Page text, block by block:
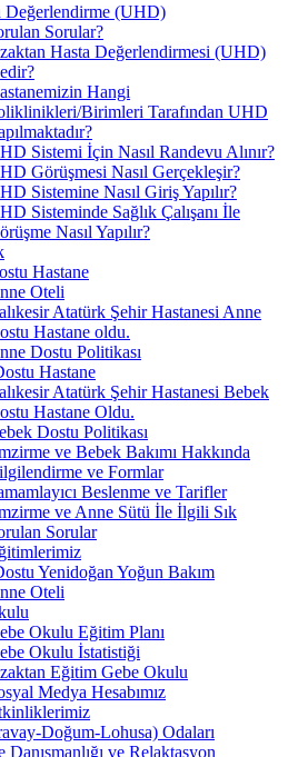
Değerlendirme (UHD)
Sorular?
Hasta Değerlendirmesi (UHD)
Hangi
Birimleri Tarafından UHD
Sistemi İçin Nasıl Randevu Alınır?
Görüşmesi Nasıl Gerçekleşir?
Sistemine Nasıl Giriş Yapılır?
Sisteminde Sağlık Çalışanı İle
Nasıl Yapılır?
Hastane
Oteli
Atatürk Şehir Hastanesi Anne
Hastane oldu.
Dostu Politikası
Hastane
Atatürk Şehir Hastanesi Bebek
Hastane Oldu.
Dostu Politikası
ve Bebek Bakımı Hakkında
ve Formlar
Beslenme ve Tarifler
ve Anne Sütü İle İlgili Sık
Sorular
Yenidoğan Yoğun Bakım
Oteli
Okulu Eğitim Planı
Okulu İstatistiği
Eğitim Gebe Okulu
Medya Hesabımız
Doğum-Lohusa) Odaları
Danışmanlığı ve Relaktasyon